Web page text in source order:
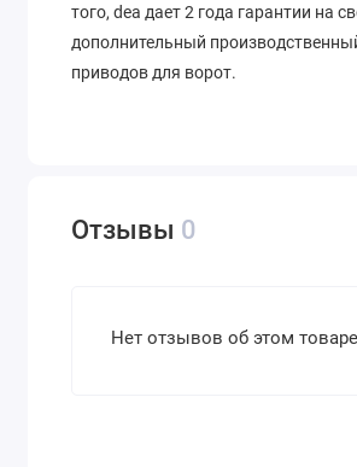
того, dea дает 2 года гарантии на
дополнительный
приводов для ворот.
Отзывы 0
Нет отзывов об этом